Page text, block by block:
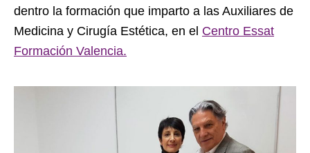
dentro la formación que imparto a las Auxiliares de
Medicina y Cirugía Estética, en el Centro Essat
Formación Valencia.